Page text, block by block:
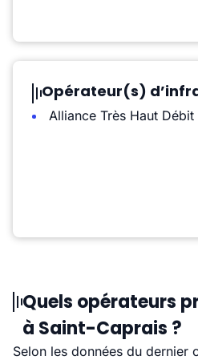
Opérateur(s)
Alliance Très Haut Débit
Quels opérateurs
à Saint-Caprais ?
Selon les données du dernier